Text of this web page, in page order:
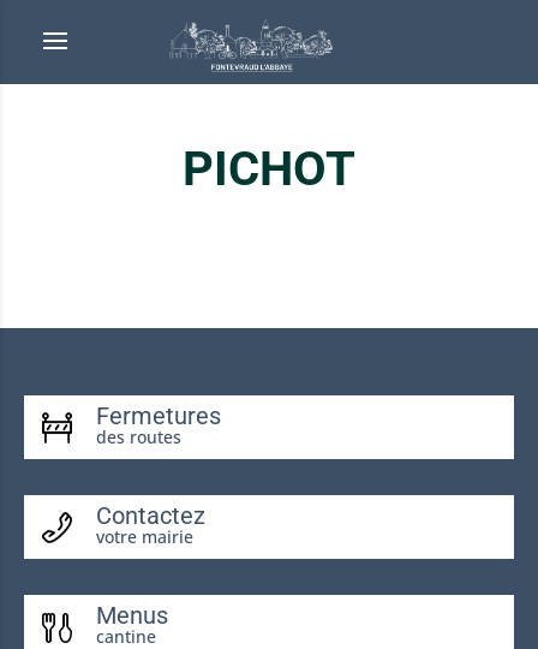
PICHOT
Fermetures
des routes
Contactez
votre mairie
Menus
cantine